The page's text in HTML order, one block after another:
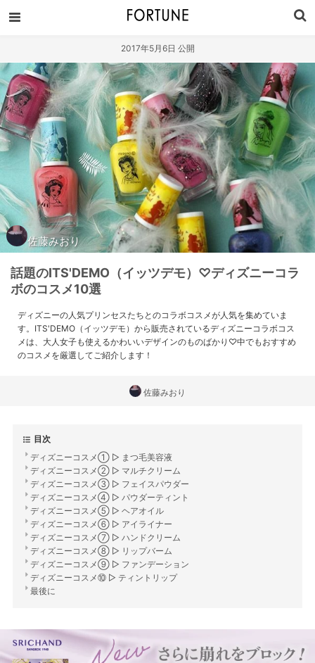
2017年5月6日 公開
佐藤みおり
話題のITS'DEMO（イッツデモ）♡ディズニーコラ
ボのコスメ10選
ディズニーの人気プリンセスたちとのコラボコスメが人気を集めていま
す。ITS'DEMO（イッツデモ）から販売されているディズニーコラボコス
メは、大人女子も使えるかわいいデザインのものばかり♡中でもおすすめ
のコスメを厳選してご紹介します！
佐藤みおり
目次
ディズニーコスメ① ▷ まつ毛美容液
ディズニーコスメ② ▷ マルチクリーム
ディズニーコスメ③ ▷ フェイスパウダー
ディズニーコスメ④ ▷ パウダーティント
ディズニーコスメ⑤ ▷ ヘアオイル
ディズニーコスメ⑥ ▷ アイライナー
ディズニーコスメ⑦ ▷ ハンドクリーム
ディズニーコスメ⑧ ▷ リップバーム
ディズニーコスメ⑨ ▷ ファンデーション
ディズニーコスメ⑩ ▷ ティントリップ
最後に